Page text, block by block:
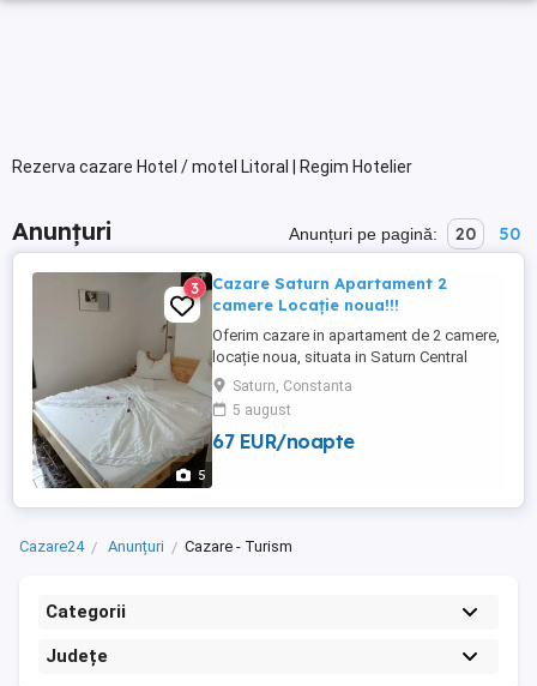
Rezerva cazare Hotel / motel Litoral | Regim Hotelier
Anunțuri Anunțuri pe pagină: 20 50
5
3
Cazare Saturn Apartament 2
camere Locație noua!!!
Oferim cazare in apartament de 2 camere,
locație noua, situata in Saturn Central
Residence, langa malul marii, toate
utilitățile. Prețul variază în funcție de
numărul de persoane și perioada
Saturn, Constanta
5 august
67 EUR/noapte
Cazare24 Anunțuri Cazare - Turism
Categorii
Județe